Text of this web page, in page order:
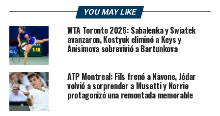
Djokovic, que jugaba su primer partido de la temporada,
siempre lució cómodo contra el comodín del torneo
Lorenzo Musetti y ganó 6-3 y 6-3. Nole en los momento
difíciles, puso su “peor cara de póker” y se cargó al
italiano prácticamente sin problemas.
Aunque Musetti no cumplirá 20 años hasta el próximo
mes, obtuvo una de las mayores victorias de su carrera
en su último torneo contra el número 11 del mundo,
YOU MAY LIKE
WTA Toronto 2026: Sabalenka y Swiatek
avanzaron, Kostyuk eliminó a Keys y
Anisimova sobrevivió a Bartunkova
ATP Montreal: Fils frenó a Navone, Jódar
volvió a sorprender a Musetti y Norrie
protagonizó una remontada memorable